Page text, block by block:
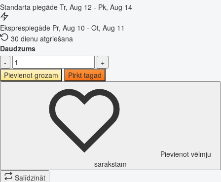
Standarta piegāde Tr, Aug 12 - Pk, Aug 14
Eksprespiegāde Pr, Aug 10 - Ot, Aug 11
30 dienu atgriešana
Daudzums
-
+
Pievienot grozam
Pirkt tagad
Pievienot vēlmju
sarakstam
Salīdzināt